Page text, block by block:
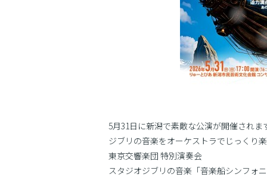
5月31日に新潟で素敵な公演が開催されま
ジブリの音楽をオーケストラでじっくり
東京交響楽団 特別演奏会
スタジオジブリの音楽「音楽船シンフォ